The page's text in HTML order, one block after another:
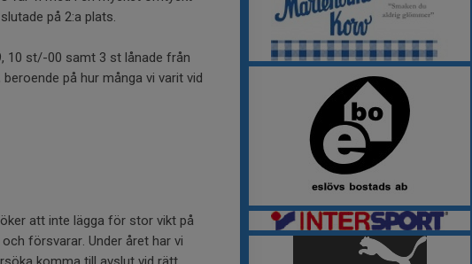
på 2:a plats.
10 st/-00 samt 3 st lånade från
på hur många vi varit vid
att inte lägga för stor vikt på
försvarar. Under året har vi